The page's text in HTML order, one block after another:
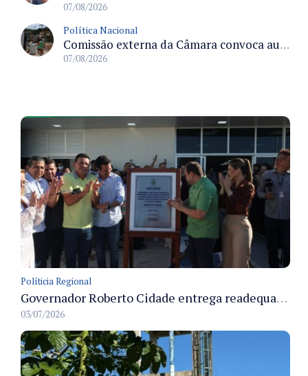
07/08/2026
Política Nacional
Comissão externa da Câmara convoca audiência pública sobre chuvas na Zona da Mata de Minas Gerais e impactos em Juiz de Fora
07/08/2026
Políticia Regional
Governador Roberto Cidade entrega readequação do ambulatório da FCecon e amplia capacidade de atendimento oncológico em Manaus
03/07/2026